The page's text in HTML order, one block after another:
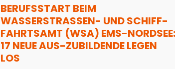
BERUFSSTART BEIM
WASSERSTRASSEN- UND SCHIFF-F
AHRTSAMT (WSA) EMS-NORDSEE: 1
7 NEUE AUS-ZUBILDENDE LEGEN L
OS